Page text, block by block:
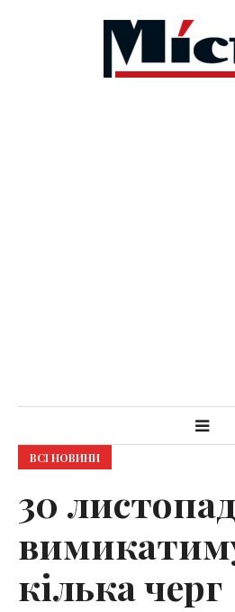
ВСІ НОВИНИ
30
кілька черг